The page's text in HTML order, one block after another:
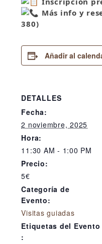
Más info y
380)
Añadir al
DETALLES
Fecha:
2 noviembre, 2025
Hora:
11:30 AM - 1:00 PM
Precio:
5€
Categoría de
Evento:
Visitas guiadas
Etiquetas del Evento
: